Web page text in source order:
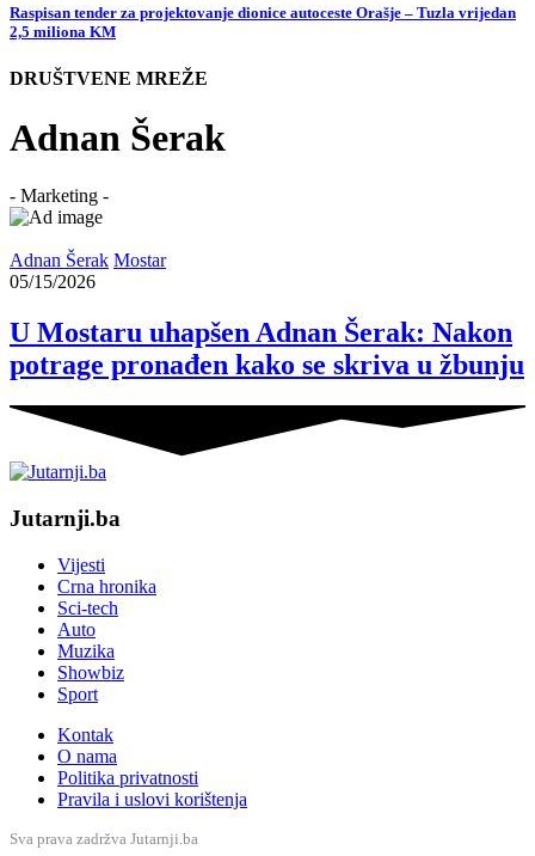
Raspisan tender za projektovanje dionice autoceste Orašje – Tuzla vrijedan
2,5 miliona KM
DRUŠTVENE MREŽE
Adnan Šerak
- Marketing -
Adnan Šerak Mostar
05/15/2026
U Mostaru uhapšen Adnan Šerak: Nakon
potrage pronađen kako se skriva u žbunju
Jutarnji.ba
Vijesti
Crna hronika
Sci-tech
Auto
Muzika
Showbiz
Sport
Kontak
O nama
Politika privatnosti
Pravila i uslovi korištenja
Sva prava zadržva Jutarnji.ba